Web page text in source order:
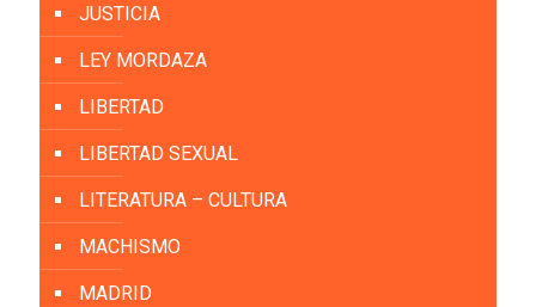
JUSTICIA
LEY MORDAZA
LIBERTAD
LIBERTAD SEXUAL
LITERATURA – CULTURA
MACHISMO
MADRID